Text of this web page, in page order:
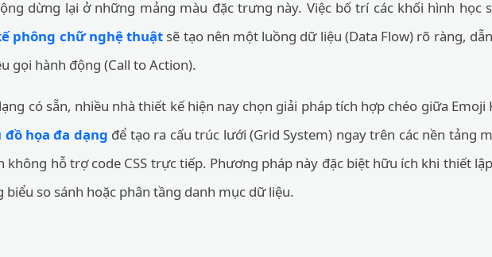
dừng lại ở những mảng màu đặc trưng này. Việc bố trí các khối hình học
phông chữ nghệ thuật sẽ tạo nên một luồng dữ liệu (Data Flow) rõ ràng,
gọi hành động (Call to Action).
có sẵn, nhiều nhà thiết kế hiện nay chọn giải pháp tích hợp chéo giữa Emoji
họa đa dạng để tạo ra cấu trúc lưới (Grid System) ngay trên các nền tảng
không hỗ trợ code CSS trực tiếp. Phương pháp này đặc biệt hữu ích khi thiết
so sánh hoặc phân tầng danh mục dữ liệu.